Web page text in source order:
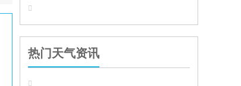

热门天气资讯
